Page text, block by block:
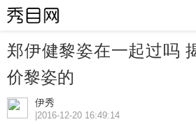
郑伊健黎姿在一起过吗
价黎姿的
伊秀
|2016-12-20 16:49:14